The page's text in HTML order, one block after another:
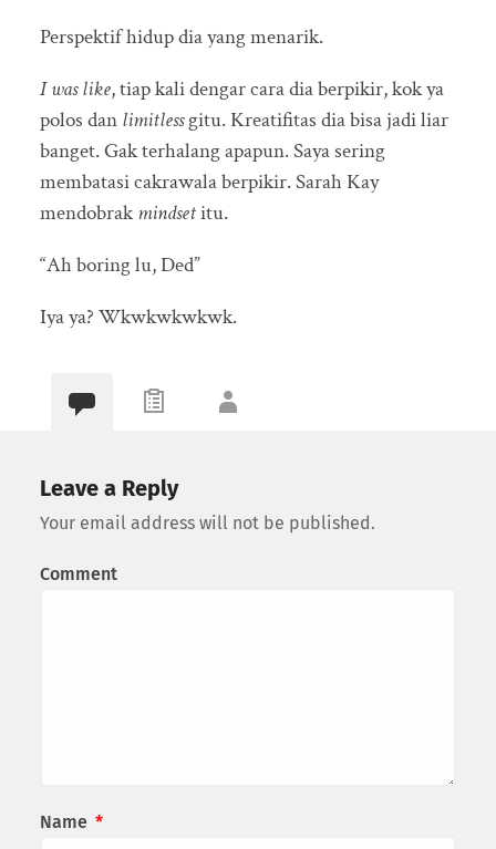
Perspektif hidup dia yang menarik.
I was like, tiap kali dengar cara dia berpikir, kok ya
polos dan limitlessgitu. Kreatifitas dia bisa jadi liar
banget. Gak terhalang apapun. Saya sering
membatasi cakrawala berpikir. Sarah Kay
mendobrakmindsetitu.
“Ah boring lu, Ded”
Iya ya? Wkwkwkwkwk.
Leave a Reply
Your email address will not be published.
Comment
Name *